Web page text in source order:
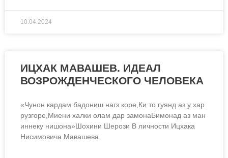
10.04.2024
ИЦХАК МАВАШЕВ. ИДЕАЛ
ВОЗРОЖДЕНЧЕСКОГО ЧЕЛОВЕКА
«Чунон кардам бадониш нагз коре,Ки то гуянд аз у хар
рузгоре,Миени халки олам дар замонаБимонад аз ман
иннеку нишона»Шохини Шерози В личности Ицхака
Нисимовича Мавашева